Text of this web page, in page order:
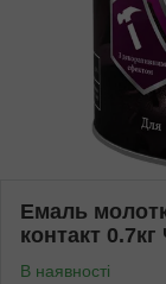
Емаль
контакт
В наявності